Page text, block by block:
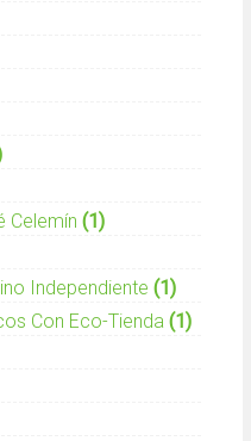
Celemín (1)
Independiente (1)
Con Eco-Tienda (1)